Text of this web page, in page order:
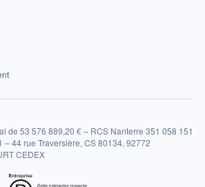
de 53 576 889,20 € – RCS Nanterre 351 058 151
– 44 rue Traversière, CS 80134, 92772
CEDEX